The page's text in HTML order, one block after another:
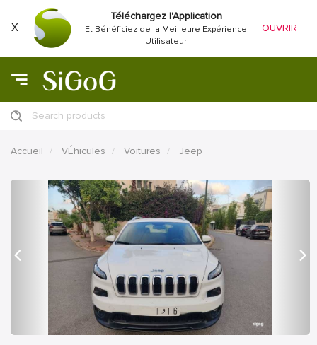
X
Téléchargez l'Application
Et Bénéficiez de la Meilleure Expérience
Utilisateur
OUVRIR
Search products
Accueil VÉhicules Voitures Jeep
précédent